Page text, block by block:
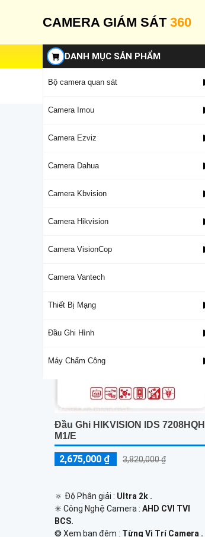
CAMERA GIÁM SÁT 360
DANH MỤC SẢN PHẨM
Bộ camera quan sát
Camera Imou
Camera Ezviz
Camera Dahua
Camera Kbvision
Camera Hikvision
Camera VisionCop
Camera Vantech
Thiết Bị Mạng
Đầu Ghi Hình
Máy Chấm Công
Đầu Ghi HIKVISION IDS 7208HQHI
M1/E
2,675,000 ₫ 3,820,000 ₫
🔅 Độ Phân giải : Ultra 2k .
✳️ Công Nghệ Camera : AHD CVI TVI
BCS.
❂ Xem ban đêm : Từng Vị Trí Camera .